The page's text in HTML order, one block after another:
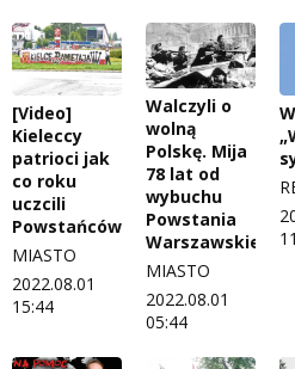
[Video]
Kieleccy
patrioci jak
co roku
uczcili
Powstańców
MIASTO
2022.08.01
15:44
Walczyli o
wolną
Polskę. Mija
78 lat od
wybuchu
Powstania
Warszawskiego
MIASTO
2022.08.01
05:44